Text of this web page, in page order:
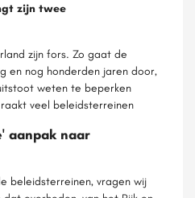
zijn twee
zijn fors. Zo gaat de
en nog honderden jaren door,
weten te beperken
veel beleidsterreinen
aanpak naar
beleidsterreinen, vragen wij